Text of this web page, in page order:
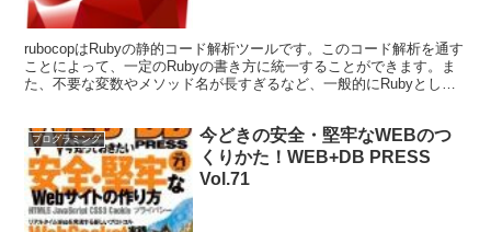
rubocopはRubyの静的コード解析ツールです。このコード解析を通す
ことによって、一定のRubyの書き方に統一することができます。ま
た、不要な変数やメソッド名が長すぎるなど、一般的にRubyとして
プログラミング
今どきの安全・堅牢なWEBのつ
くりかた！WEB+DB PRESS
Vol.71